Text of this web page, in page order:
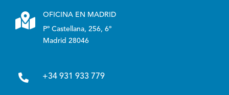

OFICINA EN MADRID
Pº Castellana, 256, 6º
Madrid 28046
 +34 931 933 779